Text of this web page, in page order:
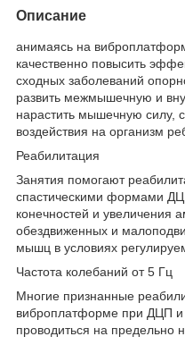
Описание
анимаясь на
качественно повысить
сходных заболеваний
развить межмышечную и
нарастить мышечную силу,
воздействия на организм
Реабилитация
Занятия помогают
спастическими формами
конечностей и увеличения
обездвиженных и
мышц в условиях
Частота колебаний от 5 Гц
Многие признанные
виброплатформе при ДЦП и
проводиться на предельно